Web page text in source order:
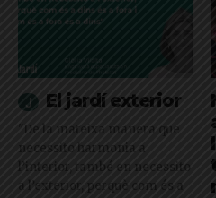
El jardí exterior
"De la mateixa manera que
necessito harmonia a
l’interior, també en necessito
a l’exterior, perquè com és a